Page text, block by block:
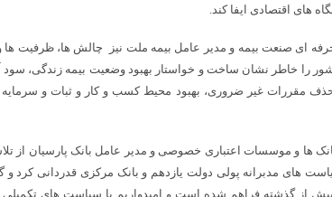
های اقتصادی ایفا کند.
ای صنعت بیمه و مدیر عامل بیمه ملت نیز چالش ها، ظرفیت
را خاطر نشان ساخت و خواستار بهبود وضعیت بیمه زندگی،
حذف مقررات غیر ضروری، بهبود محیط کسب و کار و ثبات و
ها و موسسات اعتباری خصوصی و مدیر عامل بانک پارسیان از
های مدبرانه پولی دولت یازدهم و بانک مرکزی قدردانی کرد
از گذشته فراهم شده است و امیدواریم با سیاست های